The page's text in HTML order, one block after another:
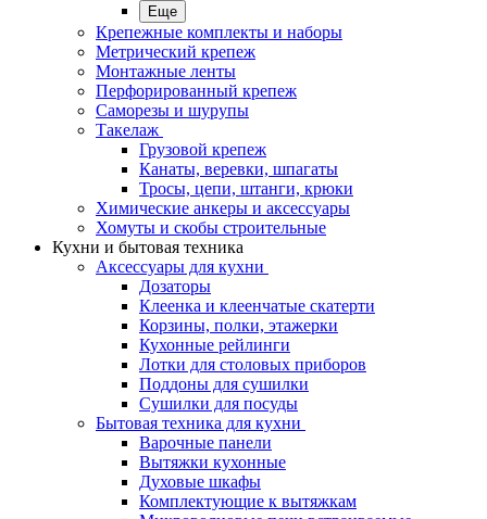
Еще
Крепежные комплекты и наборы
Метрический крепеж
Монтажные ленты
Перфорированный крепеж
Саморезы и шурупы
Такелаж
Грузовой крепеж
Канаты, веревки, шпагаты
Тросы, цепи, штанги, крюки
Химические анкеры и аксессуары
Хомуты и скобы строительные
Кухни и бытовая техника
Аксессуары для кухни
Дозаторы
Клеенка и клеенчатые скатерти
Корзины, полки, этажерки
Кухонные рейлинги
Лотки для столовых приборов
Поддоны для сушилки
Сушилки для посуды
Бытовая техника для кухни
Варочные панели
Вытяжки кухонные
Духовые шкафы
Комплектующие к вытяжкам